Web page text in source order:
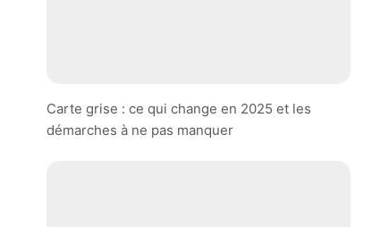
Carte grise : ce qui change en 2025 et les
démarches à ne pas manquer